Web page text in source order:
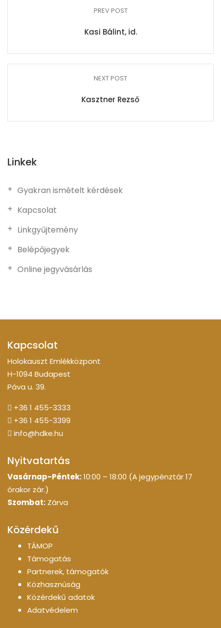
PREV POST
Kasi Bálint, id.
NEXT POST
Kasztner Rezső
Linkek
Gyakran ismételt kérdések
Kapcsolat
Linkgyűjtemény
Belépőjegyek
Online jegyvásárlás
Kapcsolat
Holokauszt Emlékközpont
H-1094 Budapest
Páva u. 39.
+36 1 455-3333
+36 1 455-3399
info@hdke.hu
Nyitvatartás
Vasárnap-Péntek:10:00 – 18:00 (A jegypénztár 17
órakor zár.)
Szombat: Zárva
Közérdekű
TÁMOP
Támogatás
Partnerek, támogatók
Közhasznúság
Közérdekű adatok
Adatvédelem